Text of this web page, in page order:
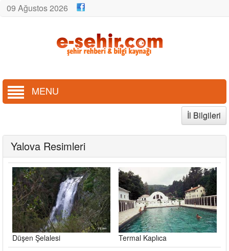
09 Ağustos 2026
MENU
İl Bilgileri
Yalova Resimleri
Düşen Şelalesi Termal Kaplıca